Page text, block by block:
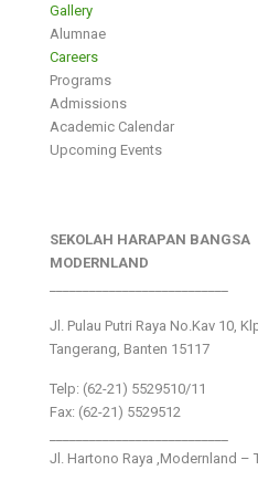
Gallery
Alumnae
Careers
Programs
Admissions
Academic Calendar
Upcoming Events
SEKOLAH HARAPAN BANGSA
MODERNLAND
Jl. Pulau Putri Raya No.Kav 10,
Tangerang, Banten 15117
Telp: (62-21) 5529510/11
Fax: (62-21) 5529512
Jl. Hartono Raya ,Modernland –